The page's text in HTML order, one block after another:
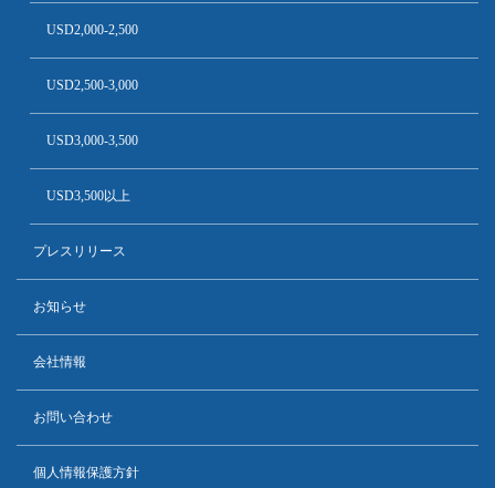
USD2,000-2,500
USD2,500-3,000
USD3,000-3,500
USD3,500以上
プレスリリース
お知らせ
会社情報
お問い合わせ
個人情報保護方針